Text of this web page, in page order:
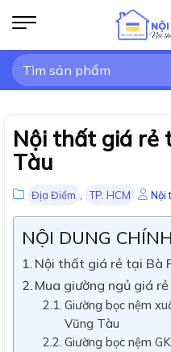
qua
nội
dung
Tìm
kiếm:
Nội thất giá rẻ
Tàu
Địa Điểm , TP. HCM Nội
NỘI DUNG CHÍNH
Nội thất giá rẻ tại Bà
Mua giường ngủ giá
Giường bọc nệm
Vũng Tàu
Giường bọc nệm